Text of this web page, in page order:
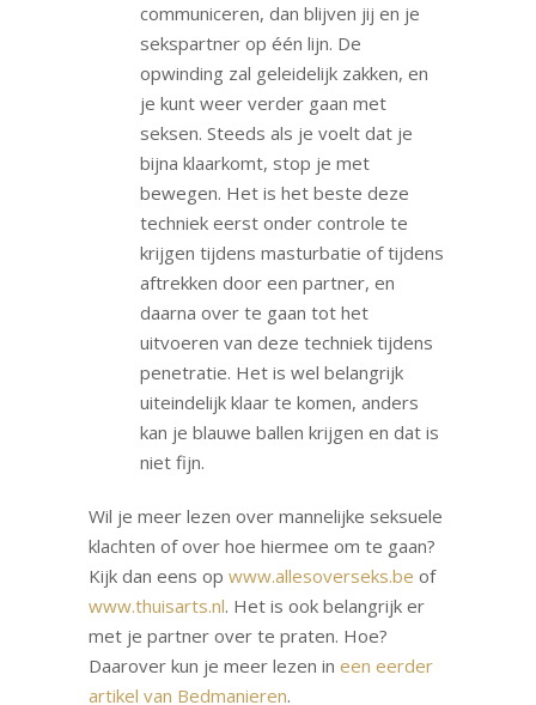
communiceren, dan blijven jij en je
sekspartner op één lijn. De
opwinding zal geleidelijk zakken, en
je kunt weer verder gaan met
seksen. Steeds als je voelt dat je
bijna klaarkomt, stop je met
bewegen. Het is het beste deze
techniek eerst onder controle te
krijgen tijdens masturbatie of tijdens
aftrekken door een partner, en
daarna over te gaan tot het
uitvoeren van deze techniek tijdens
penetratie. Het is wel belangrijk
uiteindelijk klaar te komen, anders
kan je blauwe ballen krijgen en dat is
niet fijn.
Wil je meer lezen over mannelijke seksuele
klachten of over hoe hiermee om te gaan?
Kijk dan eens op www.allesoverseks.be of
www.thuisarts.nl. Het is ook belangrijk er
met je partner over te praten. Hoe?
Daarover kun je meer lezen in een eerder
artikel van Bedmanieren.